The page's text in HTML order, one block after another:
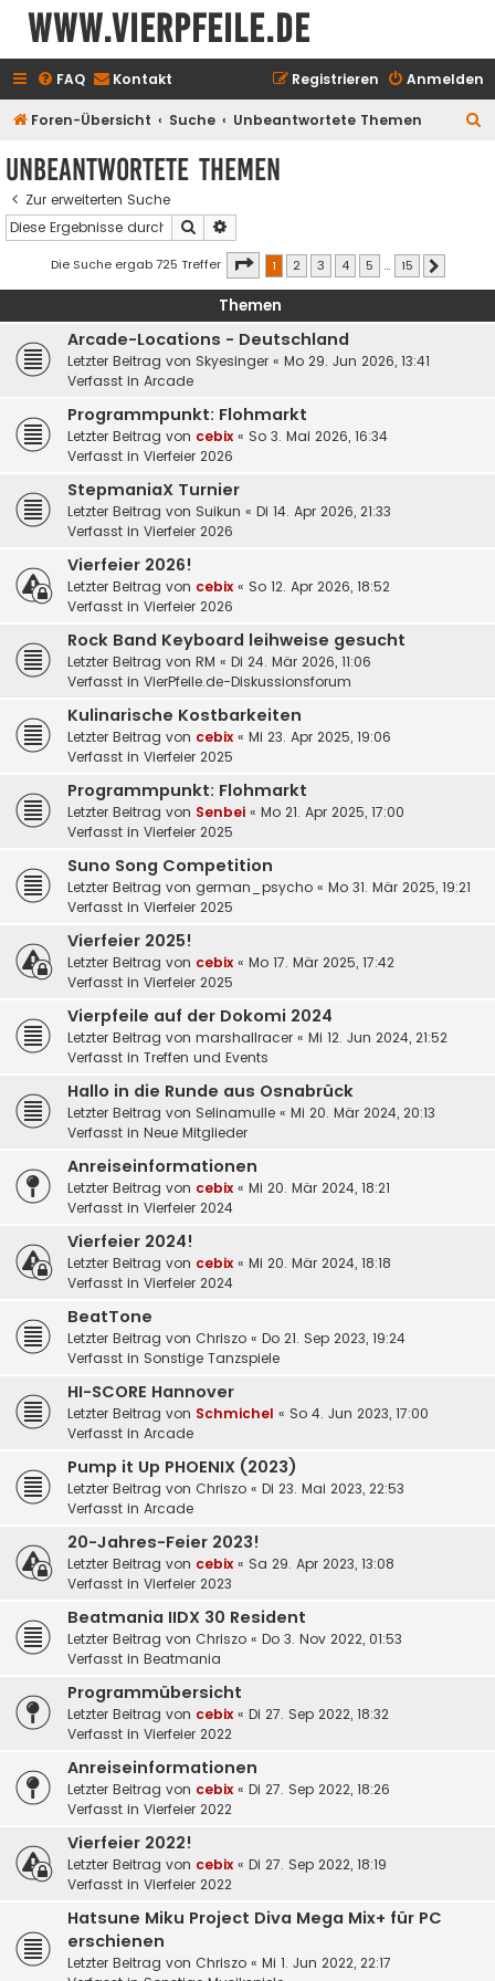
www.vierpfeile.de
FAQ Kontakt Anmelden
Registrieren
Foren-Übersicht Suche Unbeantwortete Themen
Unbeantwortete Themen
Zur erweiterten Suche
Suche
Die Suche ergab 725 Treffer Seite von15
1 2 3 4 5 … 15
Themen
Arcade-Locations - Deutschland
Letzter Beitrag von Skyesinger « Mo 29. Jun 2026, 13:41
Verfasst in Arcade
Programmpunkt: Flohmarkt
Letzter Beitrag von cebix « So 3. Mai 2026, 16:34
Verfasst in Vierfeier 2026
StepmaniaX Turnier
Letzter Beitrag von Suikun « Di 14. Apr 2026, 21:33
Verfasst in Vierfeier 2026
Vierfeier 2026!
Letzter Beitrag von cebix « So 12. Apr 2026, 18:52
Verfasst in Vierfeier 2026
Rock Band Keyboard leihweise gesucht
Letzter Beitrag von RM « Di 24. Mär 2026, 11:06
Verfasst in VierPfeile.de-Diskussionsforum
Kulinarische Kostbarkeiten
Letzter Beitrag von cebix « Mi 23. Apr 2025, 19:06
Verfasst in Vierfeier 2025
Programmpunkt: Flohmarkt
Letzter Beitrag von Senbei « Mo 21. Apr 2025, 17:00
Verfasst in Vierfeier 2025
Suno Song Competition
Letzter Beitrag von german_psycho « Mo 31. Mär 2025, 19:21
Verfasst in Vierfeier 2025
Vierfeier 2025!
Letzter Beitrag von cebix « Mo 17. Mär 2025, 17:42
Verfasst in Vierfeier 2025
Vierpfeile auf der Dokomi 2024
Letzter Beitrag von marshallracer « Mi 12. Jun 2024, 21:52
Verfasst in Treffen und Events
Hallo in die Runde aus Osnabrück
Letzter Beitrag von Selinamulle « Mi 20. Mär 2024, 20:13
Verfasst in Neue Mitglieder
Anreiseinformationen
Letzter Beitrag von cebix « Mi 20. Mär 2024, 18:21
Verfasst in Vierfeier 2024
Vierfeier 2024!
Letzter Beitrag von cebix « Mi 20. Mär 2024, 18:18
Verfasst in Vierfeier 2024
BeatTone
Letzter Beitrag von Chriszo « Do 21. Sep 2023, 19:24
Verfasst in Sonstige Tanzspiele
HI-SCORE Hannover
Letzter Beitrag von Schmichel « So 4. Jun 2023, 17:00
Verfasst in Arcade
Pump it Up PHOENIX (2023)
Letzter Beitrag von Chriszo « Di 23. Mai 2023, 22:53
Verfasst in Arcade
20-Jahres-Feier 2023!
Letzter Beitrag von cebix « Sa 29. Apr 2023, 13:08
Verfasst in Vierfeier 2023
Beatmania IIDX 30 Resident
Letzter Beitrag von Chriszo « Do 3. Nov 2022, 01:53
Verfasst in Beatmania
Programmübersicht
Letzter Beitrag von cebix « Di 27. Sep 2022, 18:32
Verfasst in Vierfeier 2022
Anreiseinformationen
Letzter Beitrag von cebix « Di 27. Sep 2022, 18:26
Verfasst in Vierfeier 2022
Vierfeier 2022!
Letzter Beitrag von cebix « Di 27. Sep 2022, 18:19
Verfasst in Vierfeier 2022
Hatsune Miku Project Diva Mega Mix+ für PC
erschienen
Letzter Beitrag von Chriszo « Mi 1. Jun 2022, 22:17